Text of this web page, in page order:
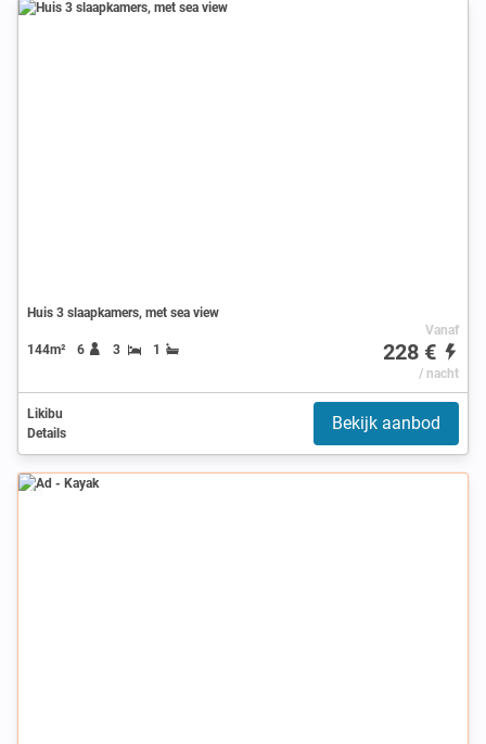
Huis 3 slaapkamers, met sea view
144m² 6 3 1
Vanaf
228 €
/ nacht
Likibu
Details
Bekijk aanbod
Ad